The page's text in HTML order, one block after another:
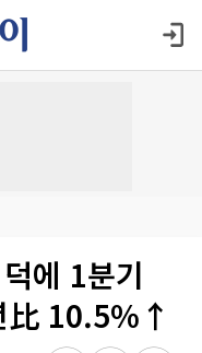
에 1분기
比 10.5%↑